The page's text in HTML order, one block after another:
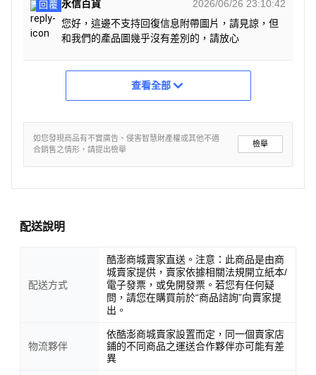
回覆 永信百貨
2026/06/26 23:10:42
您好，這邊不支持回復信息附帶圖片，請見諒，但
和我們的產品圖幾乎沒有差別的，請放心
查看全部
如您發現商品有不實廣告、侵害智慧財產權或其他不適
合銷售之情形，請提出檢舉
檢舉
配送說明
配送方式
酷澎商城賣家直送。注意：此商品是由商
城賣家提供，賣家依據相關法規開立紙本/
電子發票，或免開發票。若您有任何疑
問，請您在購買前於“商品諮詢”向賣家提
出。
物流夥伴
依酷澎商城賣家設置而定，同一個賣家店
鋪的不同商品之運送合作夥伴亦可能有差
異